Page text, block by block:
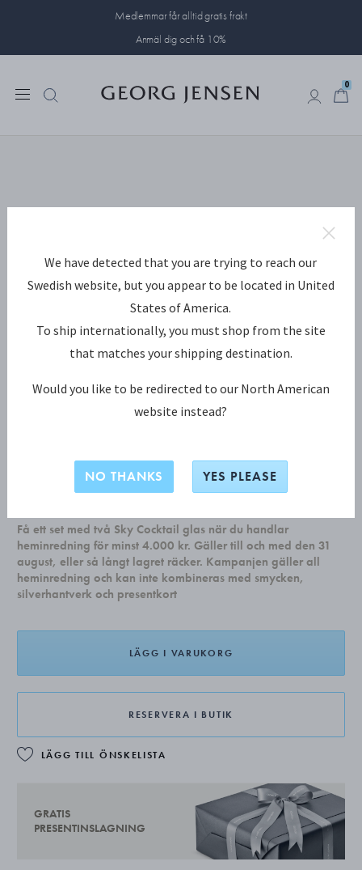
Medlemmar får alltid gratis frakt
Anmäl dig och få 10%
0
VIVIANNA Matt Gaffel
Få ett set med två Sky Cocktail glas när du handlar
heminredning för minst 4.000 kr. Gäller till och med den 31
august, eller så långt lagret räcker. Kampanjen gäller all
heminredning och kan inte kombineras med smycken,
silverhantverk och presentkort
LÄGG I VARUKORG
RESERVERA I BUTIK
LÄGG TILL ÖNSKELISTA
GRATIS
PRESENTINSLAGNING
We have detected that you are trying to reach our
Swedish website, but you appear to be located in United
States of America.
To ship internationally, you must shop from the site
that matches your shipping destination.
Would you like to be redirected to our North American
website instead?
NO THANKS YES PLEASE